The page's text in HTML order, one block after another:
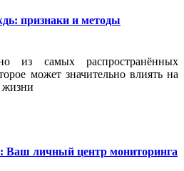
признаки и методы
самых распространённых
может значительно влиять на
жизни
Ваш личный центр мониторинга